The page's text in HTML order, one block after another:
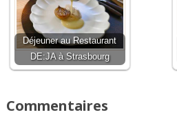
Déjeuner au Restaurant
DE:JA à Strasbourg
Commentaires